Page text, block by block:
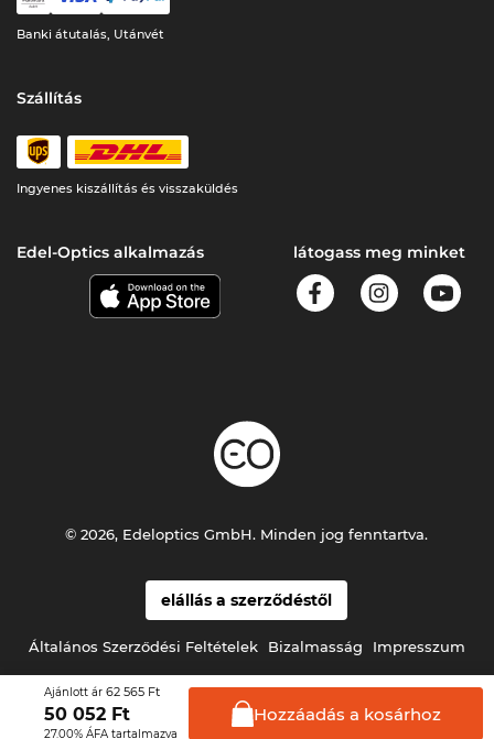
Ajánlott ár 62 565 Ft
50 052 Ft
27.00% ÁFA tartalmazva
Hozzáadás a kosárhoz
Banki átutalás, Utánvét
Szállítás
Ingyenes kiszállítás és visszaküldés
Edel-Optics alkalmazás látogass meg minket
elállás a szerződéstől
Általános Szerződési Feltételek Bizalmasság Impresszum
© 2026, Edeloptics GmbH. Minden jog fenntartva.